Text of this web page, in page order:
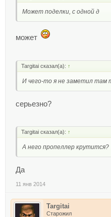
Может поделки, с одной д
может
Targitai сказал(а): ↑
И чего-то я не заметил там
серьезно?
Targitai сказал(а): ↑
А него пропеллер крутится?
Да
11 янв 2014
Targitai
Старожил